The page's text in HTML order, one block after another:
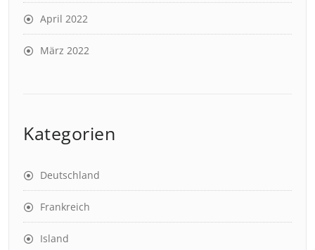
April 2022
März 2022
Kategorien
Deutschland
Frankreich
Island